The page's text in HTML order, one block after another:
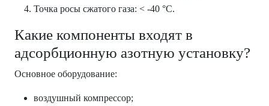
Точка росы сжатого газа: < -40 °C.
Какие компоненты входят в
адсорбционную азотную установку?
Основное оборудование:
воздушный компрессор;